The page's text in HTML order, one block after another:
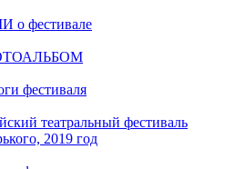
о фестивале
фестиваля
театральный фестиваль
2019 год